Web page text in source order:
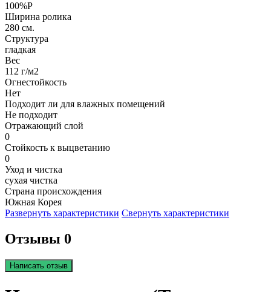
100%P
Ширина ролика
280 см.
Структура
гладкая
Вес
112 г/м2
Огнестойкость
Нет
Подходит ли для влажных помещений
Не подходит
Отражающий слой
0
Стойкость к выцветанию
0
Уход и чистка
сухая чистка
Страна происхождения
Южная Корея
Развернуть характеристики Свернуть характеристики
Отзывы 0
Написать отзыв